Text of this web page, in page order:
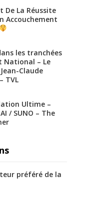
De La Réussite
Accouchement
les tranchées
National – Le
Claude
TVL
Ultime –
AI / SUNO – The
préféré de la